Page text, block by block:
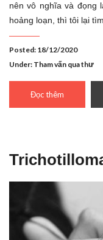
nên vô nghĩa và đọng
hoảng loạn, thì tôi lại
Posted: 18/12/2020
Under: Tham vấn qua thư
Đọc thêm